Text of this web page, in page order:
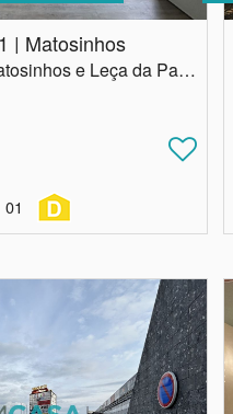
| Matosinhos
Porto, Matosinhos, Matosinhos e Leça da Palmeira
01